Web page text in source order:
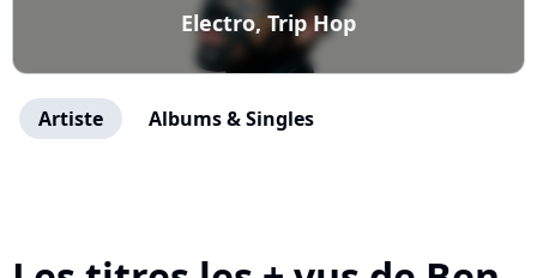
Electro, Trip Hop
Artiste Albums & Singles